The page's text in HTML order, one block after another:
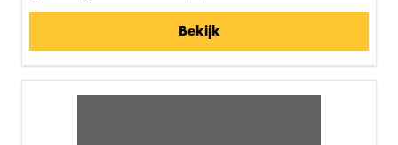
Bekijk